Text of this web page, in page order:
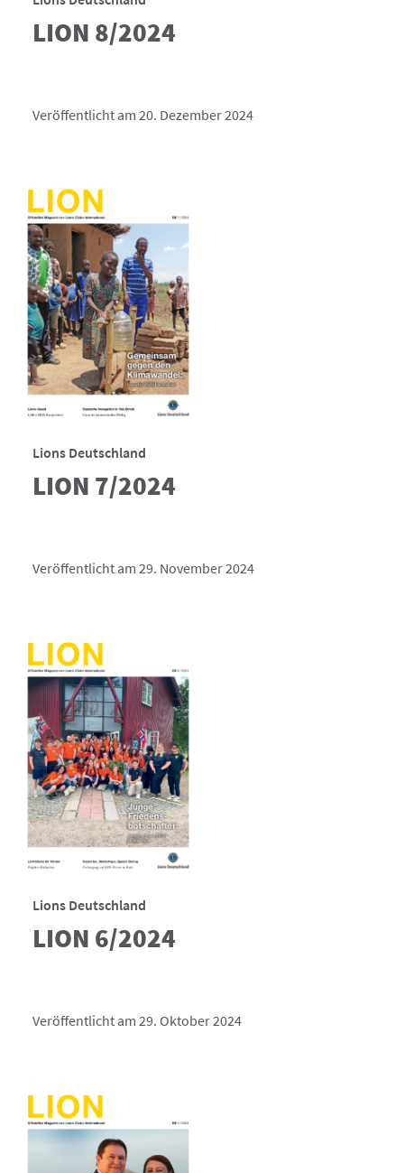
LION 8/2024
Veröffentlicht am 20. Dezember 2024
Lions Deutschland
LION 7/2024
Veröffentlicht am 29. November 2024
Lions Deutschland
LION 6/2024
Veröffentlicht am 29. Oktober 2024